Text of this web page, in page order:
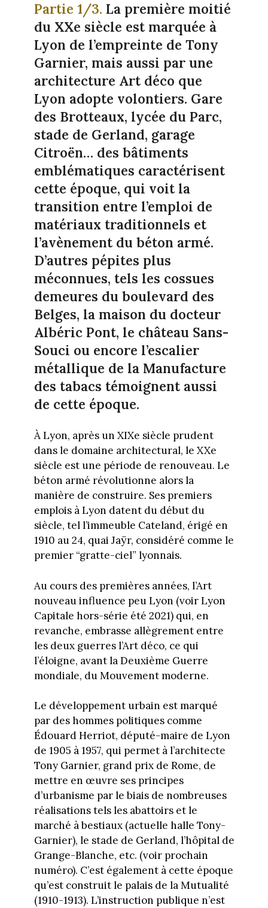
Partie 1/3. La première moitié
du XXe siècle est marquée à
Lyon de l’empreinte de Tony
Garnier, mais aussi par une
architecture Art déco que
Lyon adopte volontiers. Gare
des Brotteaux, lycée du Parc,
stade de Gerland, garage
Citroën… des bâtiments
emblématiques caractérisent
cette époque, qui voit la
transition entre l’emploi de
matériaux traditionnels et
l’avènement du béton armé.
D’autres pépites plus
méconnues, tels les cossues
demeures du boulevard des
Belges, la maison du docteur
Albéric Pont, le château Sans-
Souci ou encore l’escalier
métallique de la Manufacture
des tabacs témoignent aussi
de cette époque.
À Lyon, après un XIXe siècle prudent
dans le domaine architectural, le XXe
siècle est une période de renouveau. Le
béton armé révolutionne alors la
manière de construire. Ses premiers
emplois à Lyon datent du début du
siècle, tel l’immeuble Cateland, érigé en
1910 au 24, quai Jaÿr, considéré comme le
premier “gratte-ciel” lyonnais.
Au cours des premières années, l’Art
nouveau influence peu Lyon (voir Lyon
Capitale hors-série été 2021) qui, en
revanche, embrasse allègrement entre
les deux guerres l’Art déco, ce qui
l’éloigne, avant la Deuxième Guerre
mondiale, du Mouvement moderne.
Le développement urbain est marqué
par des hommes politiques comme
Édouard Herriot, député-maire de Lyon
de 1905 à 1957, qui permet à l’architecte
Tony Garnier, grand prix de Rome, de
mettre en œuvre ses principes
d’urbanisme par le biais de nombreuses
réalisations tels les abattoirs et le
marché à bestiaux (actuelle halle Tony-
Garnier), le stade de Gerland, l’hôpital de
Grange-Blanche, etc. (voir prochain
numéro). C’est également à cette époque
qu’est construit le palais de la Mutualité
(1910-1913). L’instruction publique n’est